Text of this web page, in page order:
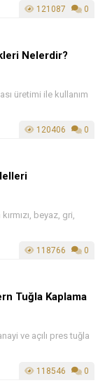
121087 0
Nelerdir?
üretimi ile kullanım
120406 0
beyaz, gri,
118766 0
Tuğla Kaplama
ve açılı pres tuğla
118546 0